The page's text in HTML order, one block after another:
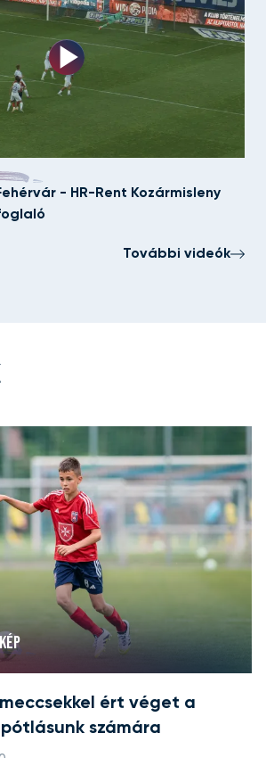
- HR-Rent Kozármisleny
További videók
ért véget a
számára